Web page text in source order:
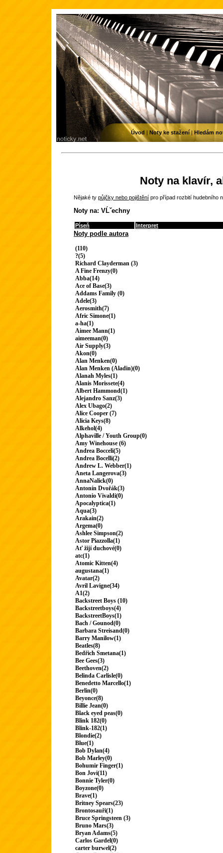
Noty na klavír,
Nějaké ty půjčky nebo pojištění pro případ rozbití hudebního
Noty na: VĹˇechny
Píseň Interpret
Noty podle autora
(110)
?(5)
Richard Clayderman (3)
A Fine Frenzy(0)
Abba(14)
Ace of Base(3)
Addams Family (0)
Adele(3)
Aerosmith(7)
Afric Simone(1)
a-ha(1)
Aimee Mann(1)
aimeeman(0)
Air Supply(3)
Akon(0)
Alan Menken(0)
Alan Menken (Aladin)(0)
Alanah Myles(1)
Alanis Morissete(4)
Albert Hammond(1)
Alejandro Sanz(3)
Alex Ubago(2)
Alice Cooper (7)
Alicia Keys(8)
Alkehol(4)
Alphaville / Youth Group(0)
Amy Winehouse (6)
Andrea Bocceli(5)
Andrea Bocelli(2)
Andrew L. Webber(1)
Aneta Langerova(3)
AnnaNalick(0)
Antonín Dvořák(3)
Antonio Vivaldi(0)
Apocalyptica(1)
Aqua(3)
Arakain(2)
Argema(0)
Ashlee Simpson(2)
Astor Piazzolla(1)
Ať žijí duchové(0)
atc(1)
Atomic Kitten(4)
augustana(1)
Avatar(2)
Avril Lavigne(34)
A1(2)
Backstreet Boys (10)
Backstreetboys(4)
BackstreetBoys(1)
Bach / Gounod(0)
Barbara Streisand(0)
Barry Manilow(1)
Beatles(8)
Bedřich Smetana(1)
Bee Gees(3)
Beethoven(2)
Belinda Carlisle(0)
Benedetto Marcello(1)
Berlin(0)
Beyonce(8)
Billie Jean(0)
Black eyed peas(0)
Blink 182(0)
Blink-182(1)
Blondie(2)
Blue(1)
Bob Dylan(4)
Bob Marley(0)
Bohumir Finger(1)
Bon Jovi(11)
Bonnie Tyler(0)
Boyzone(0)
Brave(1)
Britney Spears(23)
Brontosauři(1)
Bruce Springsteen (3)
Bruno Mars(3)
Bryan Adams(5)
Carlos Gardel(0)
carter burwel(2)
Úvod | Noty ke stažení| Hledám